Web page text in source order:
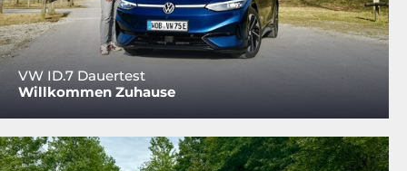
VW ID.7 Dauertest
Willkommen Zuhause